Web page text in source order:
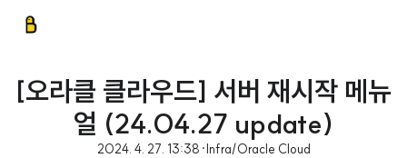
[오라클 클라우드] 서버 재시작 메뉴
얼 (24.04.27 update)
2024. 4. 27. 13:38 ·Infra/Oracle Cloud